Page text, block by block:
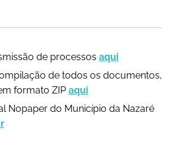
de processos aqui
de todos os documentos,
formato ZIP aqui
Nopaper do Município da Nazaré